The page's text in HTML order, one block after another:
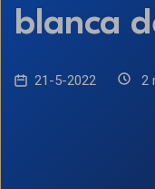
blanca
21-5-2022 2